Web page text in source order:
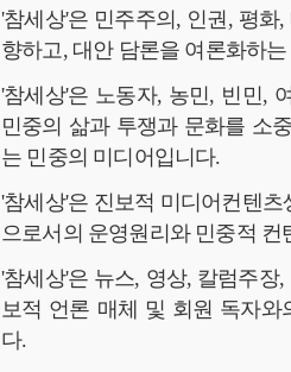
'참세상'은 민주주의, 인권, 평
향하고, 대안 담론을 여론화하
'참세상'은 노동자, 농민, 빈민,
민중의 삶과 투쟁과 문화를 소
는 민중의 미디어입니다.
'참세상'은 진보적 미디어컨텐
으로서의 운영원리와 민중적
'참세상'은 뉴스, 영상, 칼럼주
보적 언론 매체 및 회원 독자와
다.